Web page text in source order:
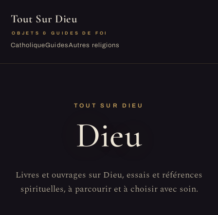
Tout Sur Dieu
OBJETS & GUIDES DE FOI
CatholiqueGuidesAutres religions
TOUT SUR DIEU
Dieu
Livres et ouvrages sur Dieu, essais et références
spirituelles, à parcourir et à choisir avec soin.